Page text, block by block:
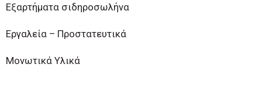
Εξαρτήματα σιδηροσωλήνα
Εργαλεία – Προστατευτικά
Μονωτικά Υλικά